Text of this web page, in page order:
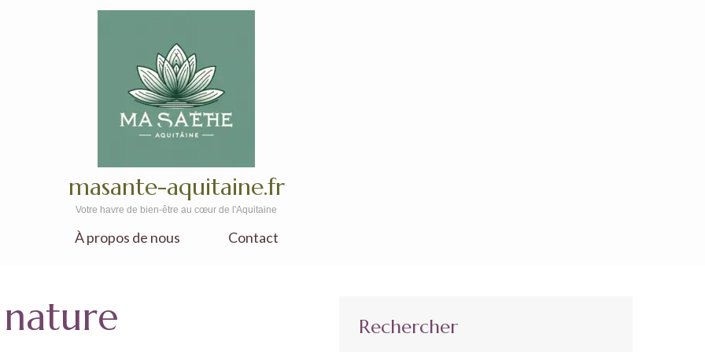
masante-aquitaine.fr
Votre havre de bien-être au cœur de l'Aquitaine
À propos de nous Contact
Rechercher